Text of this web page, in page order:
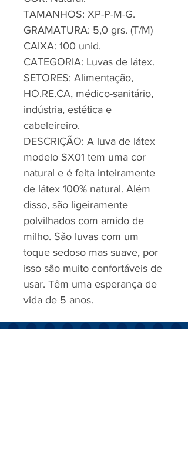
TAMANHOS: XP-P-M-G.
GRAMATURA: 5,0 grs. (T/M)
CAIXA: 100 unid.
CATEGORIA: Luvas de látex.
SETORES: Alimentação,
HO.RE.CA, médico-sanitário,
indústria, estética e
cabeleireiro.
DESCRIÇÃO: A luva de látex
modelo SX01 tem uma cor
natural e é feita inteiramente
de látex 100% natural. Além
disso, são ligeiramente
polvilhados com amido de
milho. São luvas com um
toque sedoso mas suave, por
isso são muito confortáveis de
usar. Têm uma esperança de
vida de 5 anos.